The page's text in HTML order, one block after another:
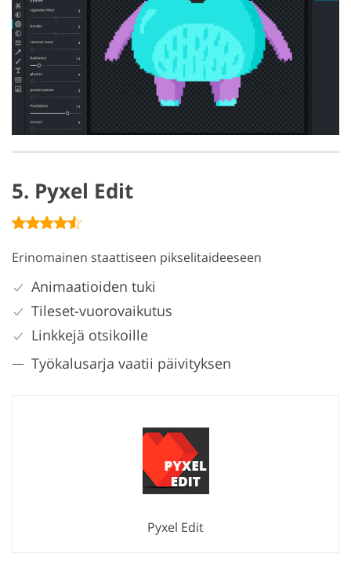
5. Pyxel Edit
Erinomainen staattiseen pikselitaideeseen
Animaatioiden tuki
Tileset-vuorovaikutus
Linkkejä otsikoille
Työkalusarja vaatii päivityksen
Pyxel Edit